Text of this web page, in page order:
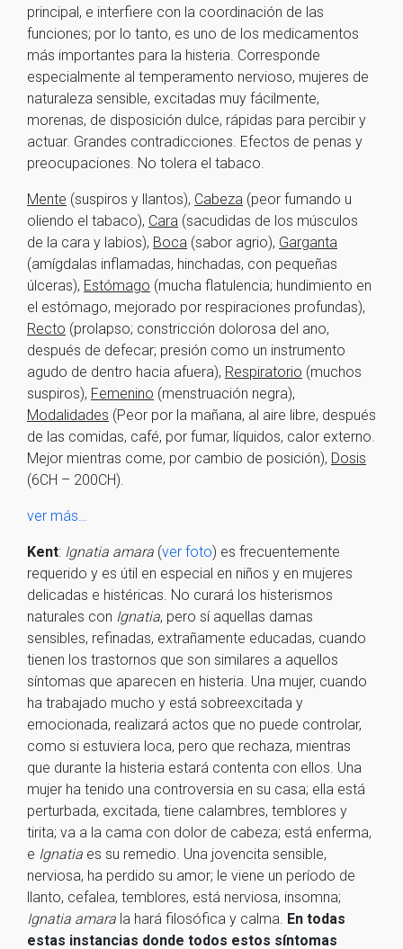
principal, e interfiere con la coordinación de las
funciones; por lo tanto, es uno de los medicamentos
más importantes para la histeria. Corresponde
especialmente al temperamento nervioso, mujeres de
naturaleza sensible, excitadas muy fácilmente,
morenas, de disposición dulce, rápidas para percibir y
actuar. Grandes contradicciones. Efectos de penas y
preocupaciones. No tolera el tabaco.
Mente (suspiros y llantos), Cabeza (peor fumando u
oliendo el tabaco), Cara (sacudidas de los músculos
de la cara y labios), Boca (sabor agrio), Garganta
(amígdalas inflamadas, hinchadas, con pequeñas
úlceras), Estómago (mucha flatulencia; hundimiento en
el estómago, mejorado por respiraciones profundas),
Recto (prolapso; constricción dolorosa del ano,
después de defecar; presión como un instrumento
agudo de dentro hacia afuera), Respiratorio (muchos
suspiros), Femenino (menstruación negra),
Modalidades (Peor por la mañana, al aire libre, después
de las comidas, café, por fumar, líquidos, calor externo.
Mejor mientras come, por cambio de posición), Dosis
(6CH – 200CH).
ver más…
Kent: Ignatia amara (ver foto) es frecuentemente
requerido y es útil en especial en niños y en mujeres
delicadas e histéricas. No curará los histerismos
naturales con Ignatia, pero sí aquellas damas
sensibles, refinadas, extrañamente educadas, cuando
tienen los trastornos que son similares a aquellos
síntomas que aparecen en histeria. Una mujer, cuando
ha trabajado mucho y está sobreexcitada y
emocionada, realizará actos que no puede controlar,
como si estuviera loca, pero que rechaza, mientras
que durante la histeria estará contenta con ellos. Una
mujer ha tenido una controversia en su casa; ella está
perturbada, excitada, tiene calambres, temblores y
tirita; va a la cama con dolor de cabeza; está enferma,
e Ignatia es su remedio. Una jovencita sensible,
nerviosa, ha perdido su amor; le viene un período de
llanto, cefalea, temblores, está nerviosa, insomna;
Ignatia amara la hará filosófica y calma. En todas
estas instancias donde todos estos síntomas